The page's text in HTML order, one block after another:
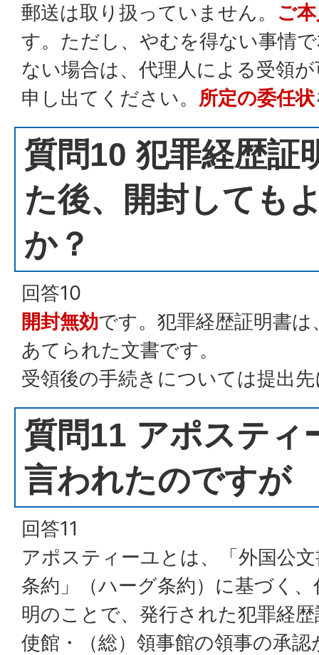
郵送は取り扱っていません。 ご
す。ただし、やむを得ない事情
ない場合は、代理人による受領
申し出てください。 所定の委任状
質問10 犯罪経歴証
た後、開封しても
か？
回答10
開封無効です。犯罪経歴証明書
あてられた文書です。
受領後の手続きについては提出
質問11 アポスティ
言われたのですが
回答11
アポスティーユとは、「外国公
条約」（ハーグ条約）に基づく
明のことで、発行された犯罪経
使館・（総）領事館の領事の承